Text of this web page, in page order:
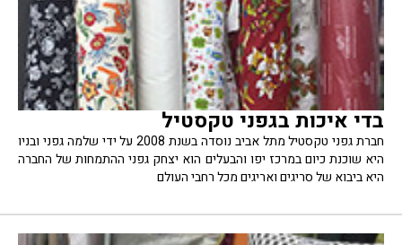
בדי איכות בגפני טקסטיל
חברת גפני טקסטיל מתל אביב נוסדה בשנת 2008 על ידי שלמה גפני ובניו
היא שוכנת כיום במרכז יפו והבעלים הוא יצחק גפני ההתמחות של החברה
היא ביבוא של סריגים ואריגים מכל רחבי העולם